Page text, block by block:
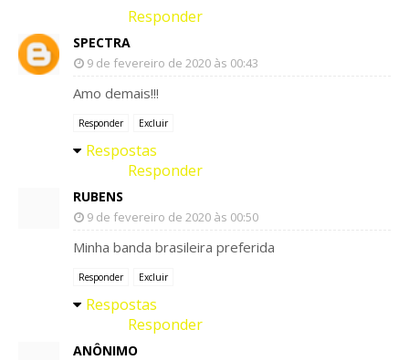
Responder
SPECTRA
9 de fevereiro de 2020 às 00:43
Amo demais!!!
Responder Excluir
Respostas
Responder
RUBENS
9 de fevereiro de 2020 às 00:50
Minha banda brasileira preferida
Responder Excluir
Respostas
Responder
ANÔNIMO